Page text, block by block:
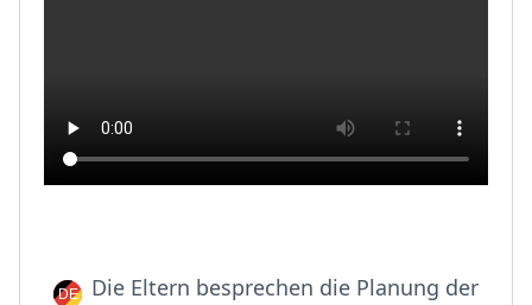
Die Eltern besprechen die Planung der